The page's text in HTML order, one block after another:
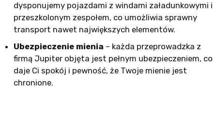
dysponujemy pojazdami z windami załadunkowymi i
przeszkolonym zespołem, co umożliwia sprawny
transport nawet największych elementów.
Ubezpieczenie mienia – każda przeprowadzka z
firmą Jupiter objęta jest pełnym ubezpieczeniem, co
daje Ci spokój i pewność, że Twoje mienie jest
chronione.